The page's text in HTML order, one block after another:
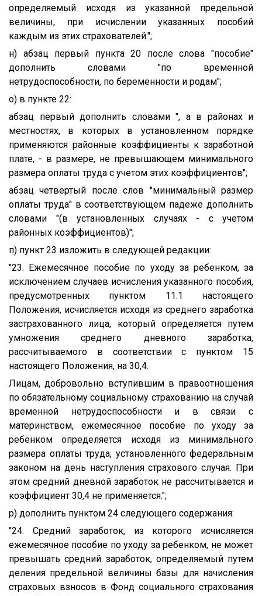
определяемый исходя из указанной предельной
величины, при исчислении указанных пособий
каждым из этих страхователей.";
н) абзац первый пункта 20 после слова "пособие"
дополнить словами "по временной
нетрудоспособности, по беременности и родам";
о) в пункте 22:
абзац первый дополнить словами ", а в районах и
местностях, в которых в установленном порядке
применяются районные коэффициенты к заработной
плате, - в размере, не превышающем минимального
размера оплаты труда с учетом этих коэффициентов";
абзац четвертый после слов "минимальный размер
оплаты труда" в соответствующем падеже дополнить
словами "(в установленных случаях - с учетом
районных коэффициентов)";
п) пункт 23 изложить в следующей редакции:
"23. Ежемесячное пособие по уходу за ребенком, за
исключением случаев исчисления указанного пособия,
предусмотренных пунктом 11.1 настоящего
Положения, исчисляется исходя из среднего заработка
застрахованного лица, который определяется путем
умножения среднего дневного заработка,
рассчитываемого в соответствии с пунктом 15
настоящего Положения, на 30,4.
Лицам, добровольно вступившим в правоотношения
по обязательному социальному страхованию на случай
временной нетрудоспособности и в связи с
материнством, ежемесячное пособие по уходу за
ребенком определяется исходя из минимального
размера оплаты труда, установленного федеральным
законом на день наступления страхового случая. При
этом средний дневной заработок не рассчитывается и
коэффициент 30,4 не применяется.";
р) дополнить пунктом 24 следующего содержания:
"24. Средний заработок, из которого исчисляется
ежемесячное пособие по уходу за ребенком, не может
превышать средний заработок, определяемый путем
деления предельной величины базы для начисления
страховых взносов в Фонд социального страхования